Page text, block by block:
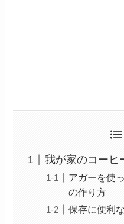
我が家のコーヒ
アガーを使
の作り方
保存に便利